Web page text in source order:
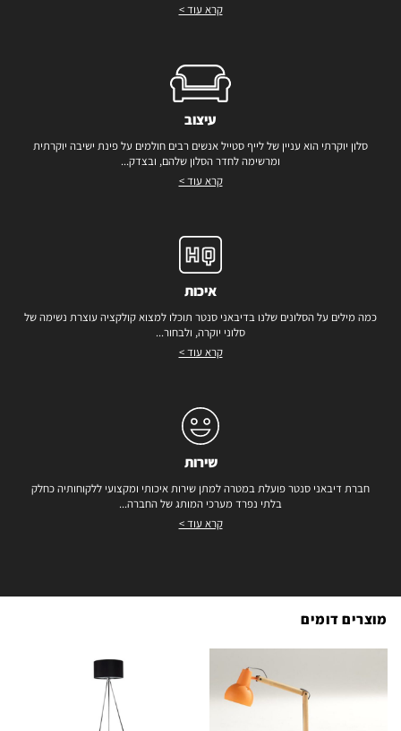
קרא עוד >
עיצוב
סלון יוקרתי הוא עניין של לייף סטייל אנשים רבים חולמים על פינת ישיבה יוקרתית
ומרשימה לחדר הסלון שלהם, ובצדק...
קרא עוד >
איכות
כמה מילים על הסלונים שלנו בדיבאני סנטר תוכלו למצוא קולקציה עוצרת נשימה של
סלוני יוקרה, ולבחור...
קרא עוד >
שירות
חברת דיבאני סנטר פועלת במטרה למתן שירות איכותי ומקצועי ללקוחותיה כחלק
בלתי נפרד מערכי המותג של החברה...
קרא עוד >
מוצרים דומים